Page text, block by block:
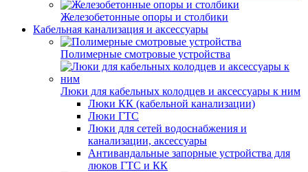
Железобетонные опоры и столбики
Кабельная канализация и аксессуары
Полимерные смотровые устройства
Люки для кабельных колодцев и аксессуары к ним
Люки КК (кабельной канализации)
Люки ГТС
Люки для сетей водоснабжения и
канализации, аксессуары
Антивандальные запорные устройства для
люков ГТС и КК